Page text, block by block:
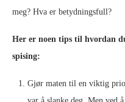
meg? Hva er betydningsfull?
Her er noen tips til hvordan
spising:
Gjør maten til en viktig